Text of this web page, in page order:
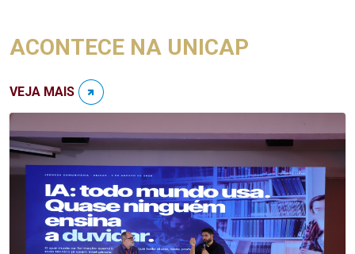
ACONTECE NA UNICAP
VEJA MAIS